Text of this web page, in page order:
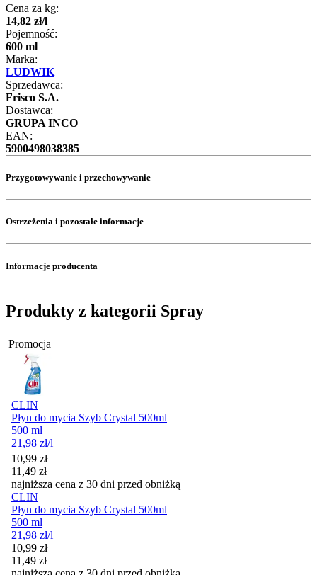
Cena za kg:
14,82 zł/l
Pojemność:
600 ml
Marka:
LUDWIK
Sprzedawca:
Frisco S.A.
Dostawca:
GRUPA INCO
EAN:
5900498038385
Przygotowywanie i przechowywanie
Ostrzeżenia i pozostałe informacje
Informacje producenta
Produkty z kategorii Spray
Promocja
CLIN
Płyn do mycia Szyb Crystal 500ml
500 ml
21,98 zł/l
Cena promocyjna
10,99 zł
11,49 zł
najniższa cena z 30 dni przed obniżką
CLIN
Płyn do mycia Szyb Crystal 500ml
500 ml
21,98 zł/l
Cena promocyjna
10,99 zł
11,49 zł